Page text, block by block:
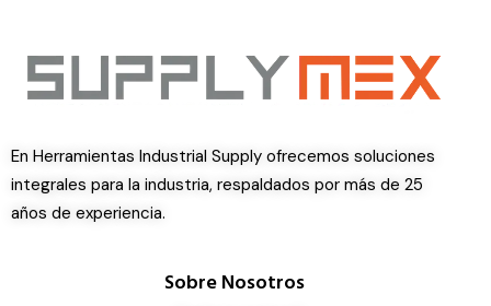
En Herramientas Industrial Supply ofrecemos soluciones
integrales para la industria, respaldados por más de 25
años de experiencia.
Sobre Nosotros